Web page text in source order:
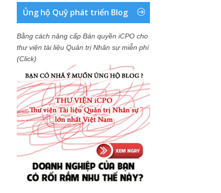
Ủng hộ Quỹ phát triển Blog
Bằng cách nâng cấp Bản quyền iCPO cho
thư viện tài liệu Quản trị Nhân sự miễn phí
(Click)